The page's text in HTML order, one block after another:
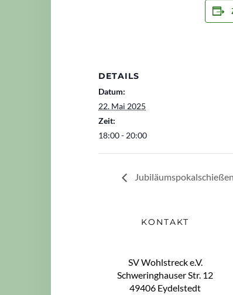
DETAILS
Datum:
22. Mai 2025
Zeit:
18:00 - 20:00
KONTAKT
SV Wohlstreck e.V.
Schweringhauser Str. 12
49406 Eydelstedt